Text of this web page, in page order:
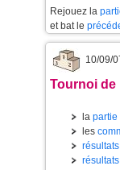
Rejouez la
et bat le
10/09/
Tournoi de
la partie
les